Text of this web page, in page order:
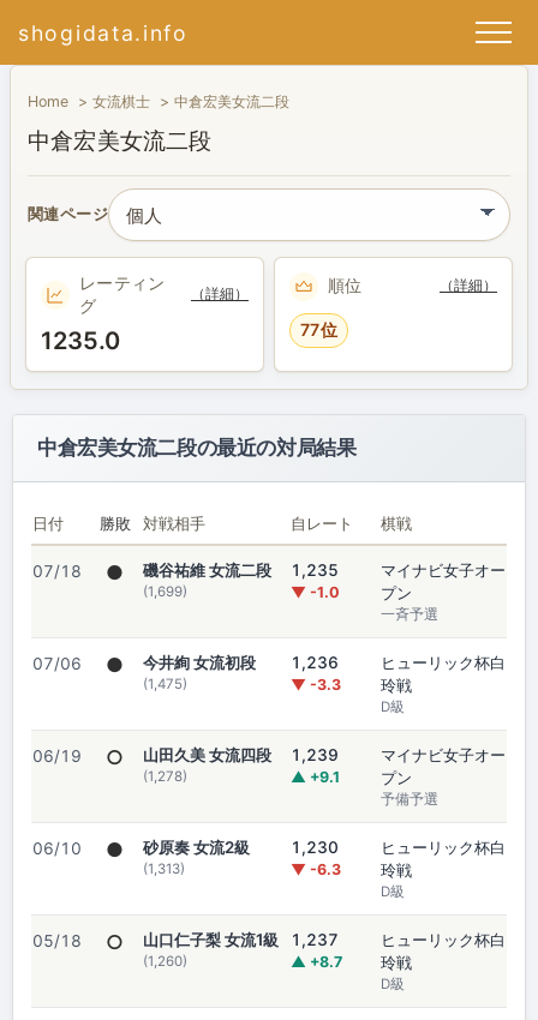
shogidata.info
Home 女流棋士 中倉宏美女流二段
中倉宏美女流二段
関連ページ
レーティン
グ
（詳細）
1235.0
順位 （詳細）
77位
中倉宏美女流二段の最近の対局結果
日付 勝敗 対戦相手 自レート 棋戦
07/18 ● 磯谷祐維 女流二段
(1,699)
1,235
▼ -1.0
マイナビ女子オー
プン
一斉予選
07/06 ● 今井絢 女流初段
(1,475)
1,236
▼ -3.3
ヒューリック杯白
玲戦
D級
06/19 ○ 山田久美 女流四段
(1,278)
1,239
▲ +9.1
マイナビ女子オー
プン
予備予選
06/10 ● 砂原奏 女流2級
(1,313)
1,230
▼ -6.3
ヒューリック杯白
玲戦
D級
05/18 ○ 山口仁子梨 女流1級
(1,260)
1,237
▲ +8.7
ヒューリック杯白
玲戦
D級